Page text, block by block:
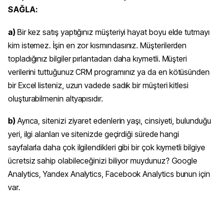
SAĞLA:
a)Bir kez satış yaptığınız müşteriyi hayat boyu elde tutmayı
kim istemez. İşin en zor kısmındasınız. Müşterilerden
topladığınız bilgiler pırlantadan daha kıymetli. Müşteri
verilerini tuttuğunuz CRM programınız ya da en kötüsünden
bir Excel listeniz, uzun vadede sadık bir müşteri kitlesi
oluşturabilmenin altyapısıdır.
b)Ayrıca, sitenizi ziyaret edenlerin yaşı, cinsiyeti, bulunduğu
yeri, ilgi alanları ve sitenizde geçirdiği sürede hangi
sayfalarla daha çok ilgilendikleri gibi bir çok kıymetli bilgiye
ücretsiz sahip olabileceğinizi biliyor muydunuz? Google
Analytics, Yandex Analytics, Facebook Analytics bunun için
var.